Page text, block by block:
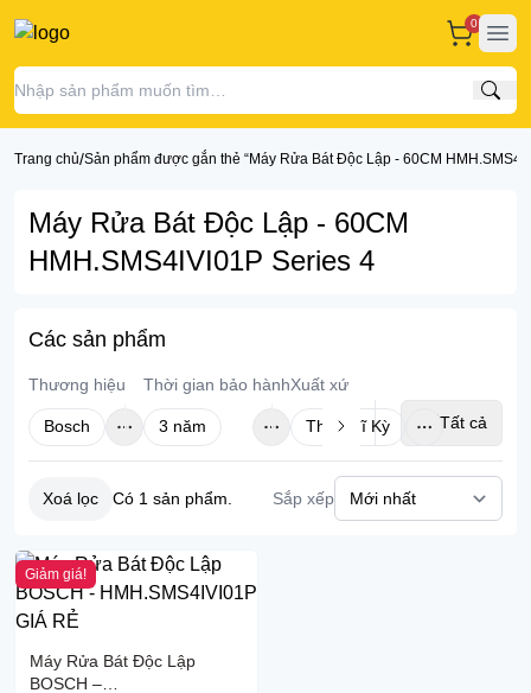
0
Tìm
Trang chủ/Sản phẩm được gắn thẻ “Máy Rửa Bát Độc Lập - 60CM
Máy Rửa Bát Độc Lập - 60CM
HMH.SMS4IVI01P Series 4
Các sản phẩm
Thương hiệu
Bosch
Thời gian bảo hành
3 năm
Xuất xứ
Thổ Nhĩ Kỳ Tất cả
Xoá lọc Có 1 sản phẩm. Sắp xếp
Giảm giá!
Máy Rửa Bát Độc Lập
BOSCH –